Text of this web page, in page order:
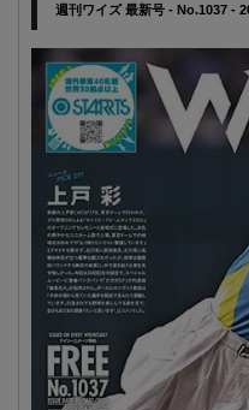
週刊ワイズ 最新号 - No.1037 -